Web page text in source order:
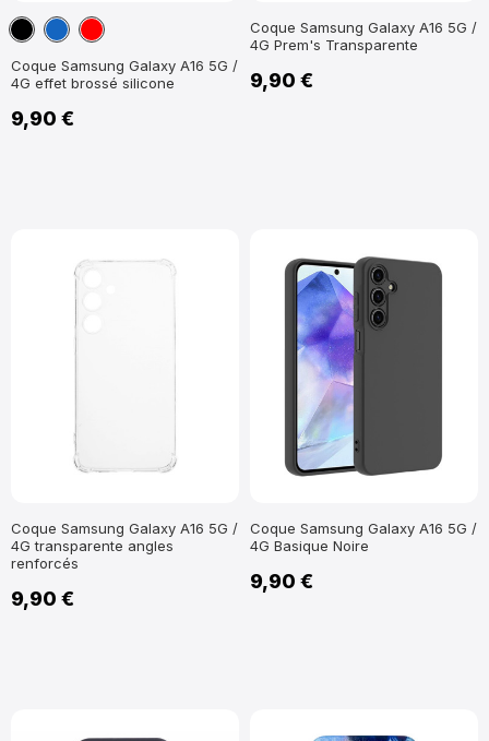
NoirBleuRouge
Coque Samsung Galaxy A16 5G /
4G effet brossé silicone
9,90 €
Coque Samsung Galaxy A16 5G /
4G Prem's Transparente
9,90 €
Coque Samsung Galaxy A16 5G /
4G transparente angles
renforcés
9,90 €
Coque Samsung Galaxy A16 5G /
4G Basique Noire
9,90 €